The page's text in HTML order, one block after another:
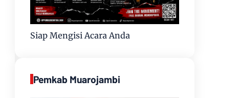
Siap Mengisi Acara Anda
Pemkab Muarojambi